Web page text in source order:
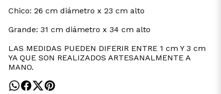
Chico: 26 cm diámetro x 23 cm alto
Grande: 31 cm diámetro x 34 cm alto
LAS MEDIDAS PUEDEN DIFERIR ENTRE 1 cm Y 3 cm
YA QUE SON REALIZADOS ARTESANALMENTE A
MANO.